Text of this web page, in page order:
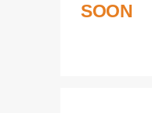
SOON